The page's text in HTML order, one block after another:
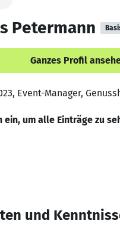
Petermann
Ganzes Profil
Event-Manager,
ein, um alle Einträge zu
und